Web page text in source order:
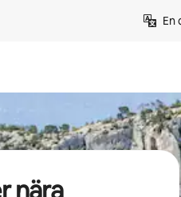
En
nära